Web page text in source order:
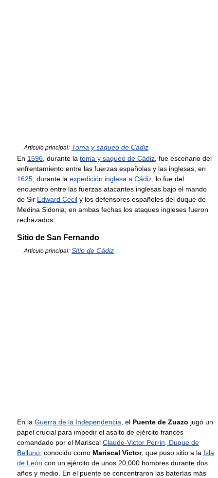
Artículo principal: Toma y saqueo de Cádiz
En 1596, durante la toma y saqueo de Cádiz, fue escenario del
enfrentamiento entre las fuerzas españolas y las inglesas; en
1625, durante la expedición inglesa a Cádiz, lo fue del
encuentro entre las fuerzas atacantes inglesas bajo el mando
de Sir Edward Cecil y los defensores españoles del duque de
Medina Sidonia; en ambas fechas los ataques ingleses fueron
rechazados.
Sitio de San Fernando
Artículo principal: Sitio de Cádiz
En la Guerra de la Independencia, el Puente de Zuazo jugó un
papel crucial para impedir el asalto de ejército francés
comandado por el Mariscal Claude-Victor Perrin, Duque de
Belluno, conocido como Mariscal Víctor, que puso sitio a la Isla
de León con un ejército de unos 20,000 hombres durante dos
años y medio. En el puente se concentraron las baterías más